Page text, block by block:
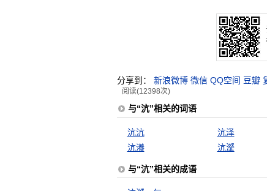
分享到： 新浪微博 微信 QQ空间 豆瓣
阅读(12398次)
与“沆”相关的词语
沆沆 沆泽
沆瀁
沆瀣
与“沆”相关的成语